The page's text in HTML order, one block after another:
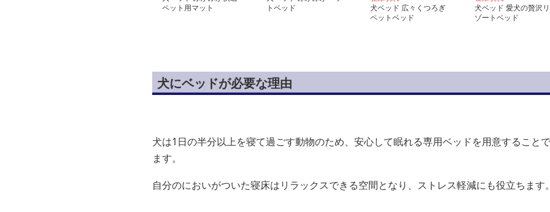
ペット用マット
トベッド
犬ベッド 広々くつろぎ
ペットベッド
犬ベッド 愛犬の贅沢リ
ゾートベッド
犬にベッドが必要な理由
犬は1日の半分以上を寝て過ごす動物のため、安心して眠れる専用ベッドを用意すること
ます。
自分のにおいがついた寝床はリラックスできる空間となり、ストレス軽減にも役立ちます。